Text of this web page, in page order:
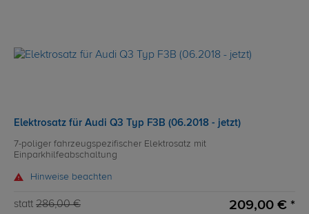
Elektrosatz für Audi Q3 Typ F3B (06.2018 - jetzt)
7-poliger fahrzeugspezifischer Elektrosatz mit
Einparkhilfeabschaltung
Hinweise beachten
statt 286,00 € 209,00 € *